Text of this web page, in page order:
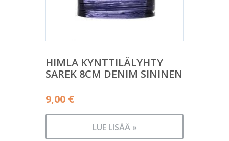
HIMLA KYNTTILÄLYHTY
SAREK 8CM DENIM SININEN
9,00 €
LUE LISÄÄ »